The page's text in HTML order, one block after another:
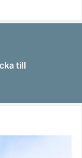
till